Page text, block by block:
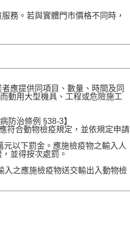
務。若與實體門市價格不同時，
應提供同項目、數量、時間及同
動用大型機具、工程或危險施工
防治條例 §38-3】
符合動物檢疫規定，並依規定申請
以下罰金。應施檢疫物之輸入人
並得按次處罰。
入之應施檢疫物送交輸出入動物檢